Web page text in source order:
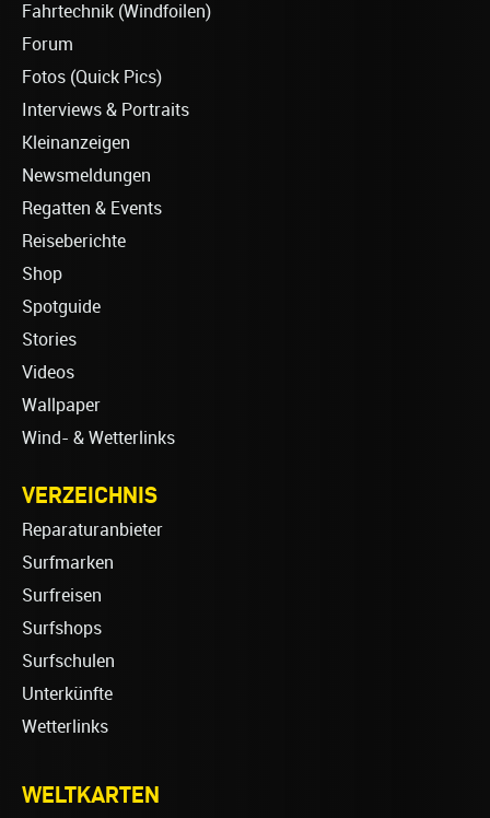
Fahrtechnik (Windfoilen)
Forum
Fotos (Quick Pics)
Interviews & Portraits
Kleinanzeigen
Newsmeldungen
Regatten & Events
Reiseberichte
Shop
Spotguide
Stories
Videos
Wallpaper
Wind- & Wetterlinks
VERZEICHNIS
Reparaturanbieter
Surfmarken
Surfreisen
Surfshops
Surfschulen
Unterkünfte
Wetterlinks
WELTKARTEN